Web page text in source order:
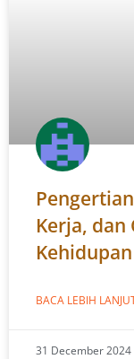
Kerja, dan
Kehidupan
BACA LEBIH
31 December 2024